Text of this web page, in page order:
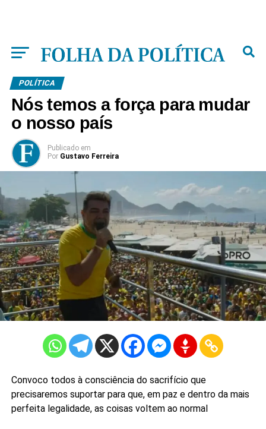
POLÍTICA
Nós temos a força para mudar
o nosso país
Publicado em
Por Gustavo Ferreira
Convoco todos à consciência do sacrifício que
precisaremos suportar para que, em paz e dentro da mais
perfeita legalidade, as coisas voltem ao normal